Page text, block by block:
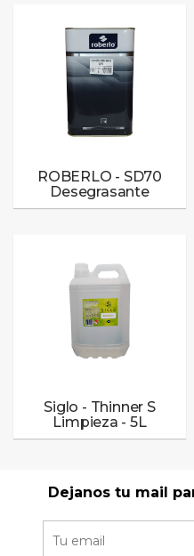
ROBERLO - SD70
Desegrasante
Siglo - Thinner S
Limpieza - 5L
Dejanos tu mail